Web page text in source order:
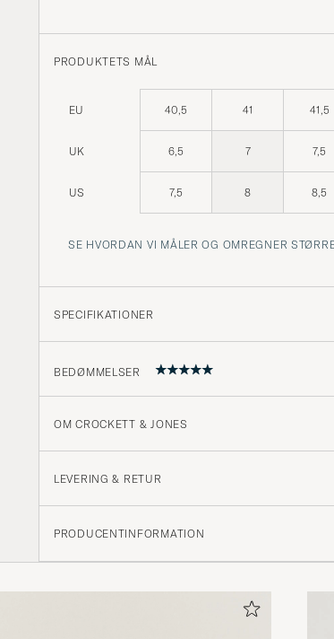
PRODUKTETS MÅL
EU 40,5 41 41,5
UK 6,5 7 7,5
US 7,5 8 8,5
SE HVORDAN VI MÅLER OG OMREGNER
SPECIFIKATIONER
BEDØMMELSER
OM CROCKETT & JONES
LEVERING & RETUR
PRODUCENTINFORMATION